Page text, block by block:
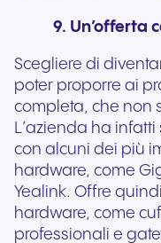
9. Un’offerta
Scegliere di
poter proporre ai
completa, che non
L’azienda ha
con alcuni dei più
hardware, come
Yealink. Offre
hardware, come
professionali e